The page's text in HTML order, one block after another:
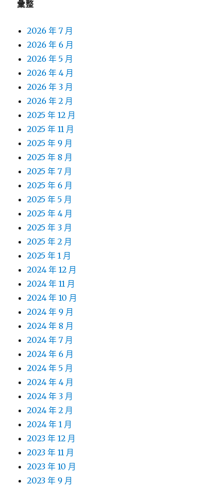
彙整
2026 年 7 月
2026 年 6 月
2026 年 5 月
2026 年 4 月
2026 年 3 月
2026 年 2 月
2025 年 12 月
2025 年 11 月
2025 年 9 月
2025 年 8 月
2025 年 7 月
2025 年 6 月
2025 年 5 月
2025 年 4 月
2025 年 3 月
2025 年 2 月
2025 年 1 月
2024 年 12 月
2024 年 11 月
2024 年 10 月
2024 年 9 月
2024 年 8 月
2024 年 7 月
2024 年 6 月
2024 年 5 月
2024 年 4 月
2024 年 3 月
2024 年 2 月
2024 年 1 月
2023 年 12 月
2023 年 11 月
2023 年 10 月
2023 年 9 月